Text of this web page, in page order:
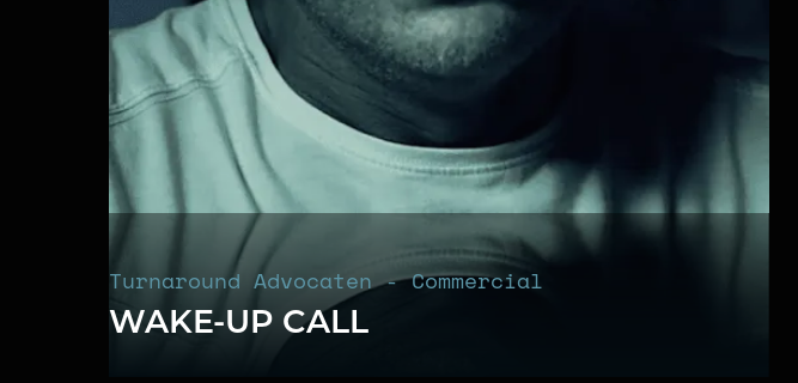
Turnaround Advocaten - Commercial
WAKE-UP CALL